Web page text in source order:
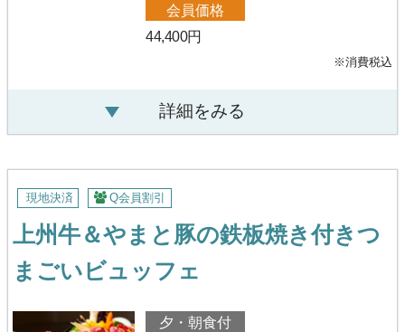
会員価格
44,400円
※消費税込
詳細をみる
現地決済 Q会員割引
上州牛＆やまと豚の鉄板焼き付きつ
まごいビュッフェ
夕・朝食付